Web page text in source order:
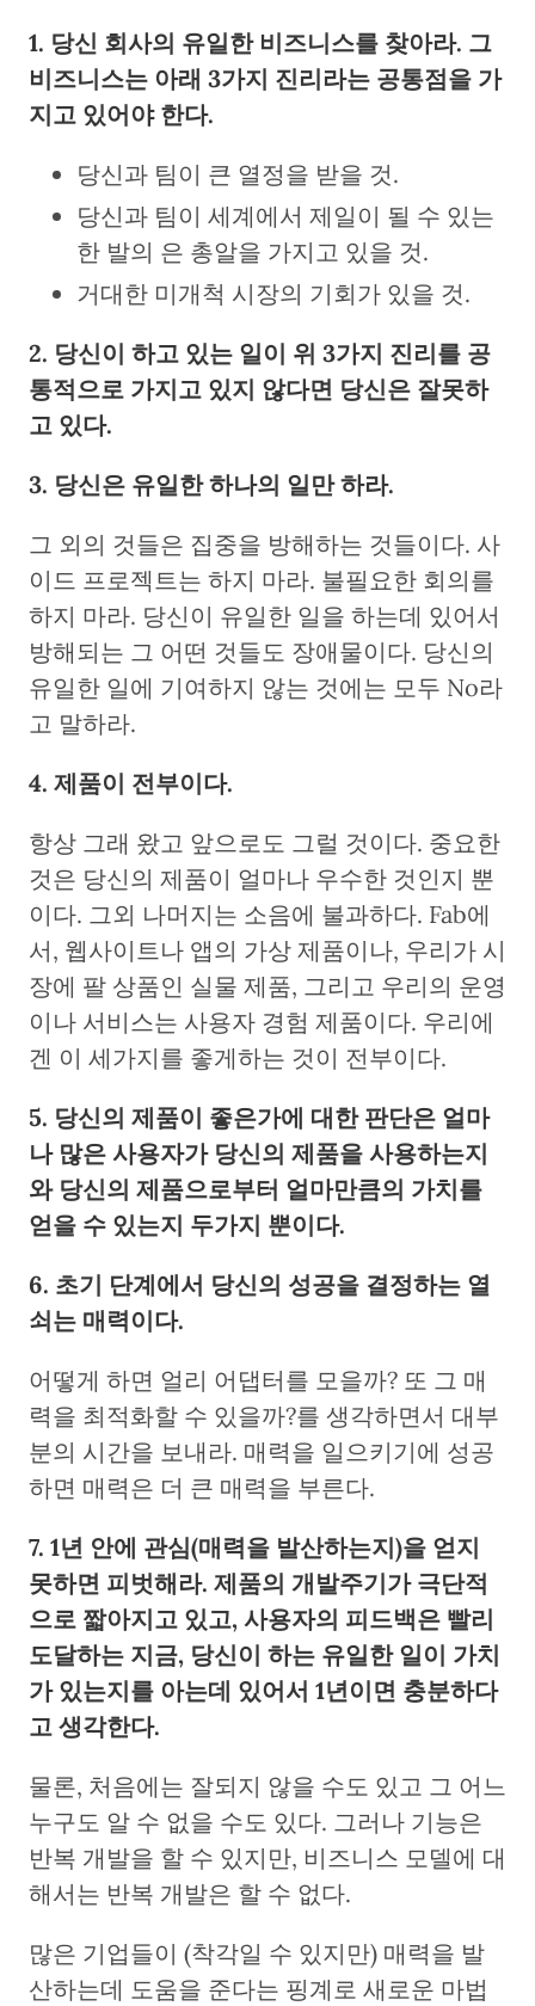
1. 당신 회사의 유일한 비즈니스를 찾아라. 그
비즈니스는 아래 3가지 진리라는 공통점을 가
지고 있어야 한다.
당신과 팀이 큰 열정을 받을 것.
당신과 팀이 세계에서 제일이 될 수 있는
한 발의 은 총알을 가지고 있을 것.
거대한 미개척 시장의 기회가 있을 것.
2. 당신이 하고 있는 일이 위 3가지 진리를 공
통적으로 가지고 있지 않다면 당신은 잘못하
고 있다.
3. 당신은 유일한 하나의 일만 하라.
그 외의 것들은 집중을 방해하는 것들이다. 사
이드 프로젝트는 하지 마라. 불필요한 회의를
하지 마라. 당신이 유일한 일을 하는데 있어서
방해되는 그 어떤 것들도 장애물이다. 당신의
유일한 일에 기여하지 않는 것에는 모두 No라
고 말하라.
4. 제품이 전부이다.
항상 그래 왔고 앞으로도 그럴 것이다. 중요한
것은 당신의 제품이 얼마나 우수한 것인지 뿐
이다. 그외 나머지는 소음에 불과하다. Fab에
서, 웹사이트나 앱의 가상 제품이나, 우리가 시
장에 팔 상품인 실물 제품, 그리고 우리의 운영
이나 서비스는 사용자 경험 제품이다. 우리에
겐 이 세가지를 좋게하는 것이 전부이다.
5. 당신의 제품이 좋은가에 대한 판단은 얼마
나 많은 사용자가 당신의 제품을 사용하는지
와 당신의 제품으로부터 얼마만큼의 가치를
얻을 수 있는지 두가지 뿐이다.
6. 초기 단계에서 당신의 성공을 결정하는 열
쇠는 매력이다.
어떻게 하면 얼리 어댑터를 모을까? 또 그 매
력을 최적화할 수 있을까?를 생각하면서 대부
분의 시간을 보내라. 매력을 일으키기에 성공
하면 매력은 더 큰 매력을 부른다.
7. 1년 안에 관심(매력을 발산하는지)을 얻지
못하면 피벗해라. 제품의 개발주기가 극단적
으로 짧아지고 있고, 사용자의 피드백은 빨리
도달하는 지금, 당신이 하는 유일한 일이 가치
가 있는지를 아는데 있어서 1년이면 충분하다
고 생각한다.
물론, 처음에는 잘되지 않을 수도 있고 그 어느
누구도 알 수 없을 수도 있다. 그러나 기능은
반복 개발을 할 수 있지만, 비즈니스 모델에 대
해서는 반복 개발은 할 수 없다.
많은 기업들이 (착각일 수 있지만) 매력을 발
산하는데 도움을 준다는 핑계로 새로운 마법